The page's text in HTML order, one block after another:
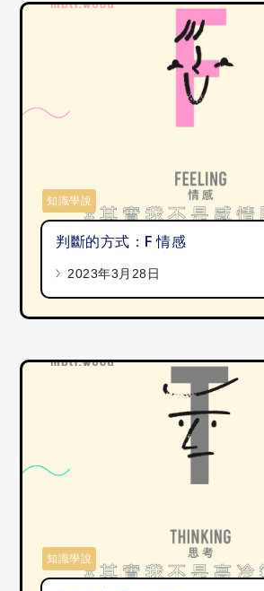
判斷的方式：F 情感
2023年3月28日
知識學說
知識學說